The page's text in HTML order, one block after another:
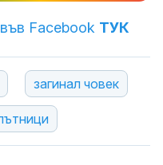
Facebook ТУК
загинал човек